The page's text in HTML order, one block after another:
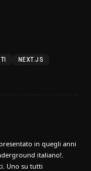
NEXT.JS
in quegli anni
italiano!.
Uno su tutti